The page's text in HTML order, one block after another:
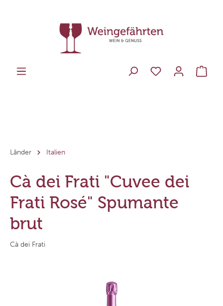
Länder Italien
Cà dei Frati "Cuvee dei
Frati Rosé" Spumante
brut
Cà dei Frati